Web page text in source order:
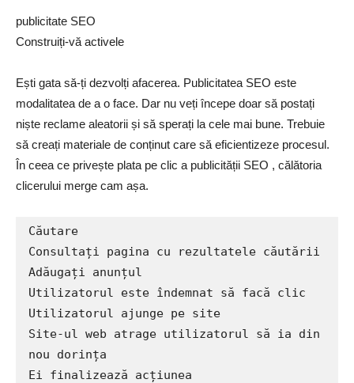
publicitate SEO
Construiți-vă activele
Ești gata să-ți dezvolți afacerea. Publicitatea SEO este
modalitatea de a o face. Dar nu veți începe doar să postați
niște reclame aleatorii și să sperați la cele mai bune. Trebuie
să creați materiale de conținut care să eficientizeze procesul.
În ceea ce privește plata pe clic a publicității SEO , călătoria
clicerului merge cam așa.
Căutare
Consultați pagina cu rezultatele căutării
Adăugați anunțul
Utilizatorul este îndemnat să facă clic
Utilizatorul ajunge pe site
Site-ul web atrage utilizatorul să ia din
nou dorința
Ei finalizează acțiunea